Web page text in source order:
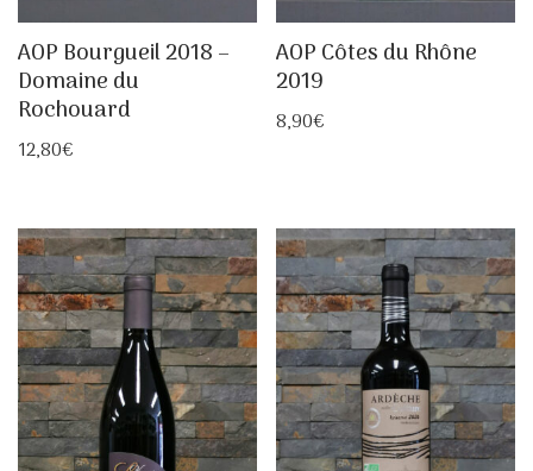
AOP Bourgueil 2018 –
Domaine du
Rochouard
12,80€
AOP Côtes du Rhône
2019
8,90€